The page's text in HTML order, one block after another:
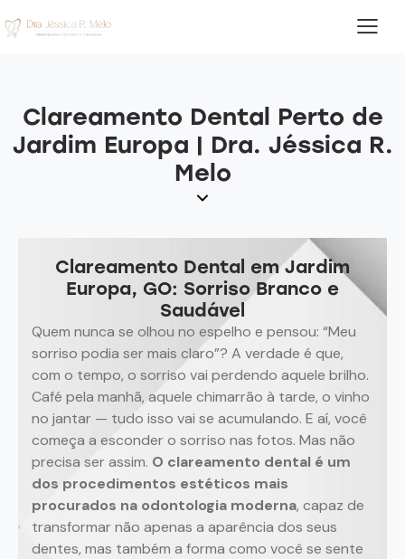
Clareamento Dental Perto de
Jardim Europa | Dra. Jéssica R.
Melo
Clareamento Dental em Jardim
Europa, GO: Sorriso Branco e
Saudável
Quem nunca se olhou no espelho e pensou: “Meu
sorriso podia ser mais claro”? A verdade é que,
com o tempo, o sorriso vai perdendo aquele brilho.
Café pela manhã, aquele chimarrão à tarde, o vinho
no jantar — tudo isso vai se acumulando. E aí, você
começa a esconder o sorriso nas fotos. Mas não
precisa ser assim. O clareamento dental é um
dos procedimentos estéticos mais
procurados na odontologia moderna, capaz de
transformar não apenas a aparência dos seus
dentes, mas também a forma como você se sente